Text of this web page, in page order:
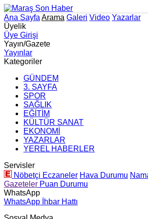
Ana Sayfa Arama Galeri Video Yazarlar
Üyelik
Üye Girişi
Yayın/Gazete
Yayınlar
Kategoriler
GÜNDEM
3. SAYFA
SPOR
SAĞLIK
EĞİTİM
KÜLTÜR SANAT
EKONOMİ
YAZARLAR
YEREL HABERLER
Servisler
Nöbetçi Eczaneler Hava Durumu
Gazeteler Puan Durumu
WhatsApp
WhatsApp İhbar Hattı